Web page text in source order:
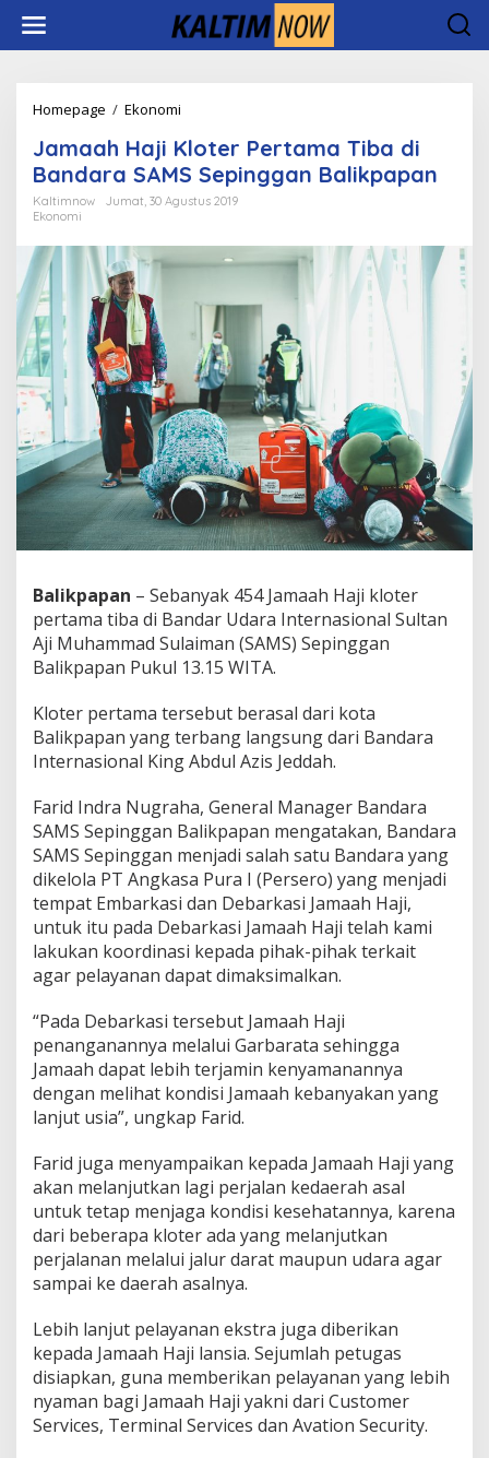
konten
Homepage / Ekonomi
Kloter
Pertama
Tiba
di
SAMS
Sepinggan
Jamaah Haji Kloter Pertama Tiba di
Bandara SAMS Sepinggan Balikpapan
Kaltimnow
Jumat, 30 Agustus 2019
Ekonomi
Balikpapan – Sebanyak 454 Jamaah Haji kloter
pertama tiba di Bandar Udara Internasional Sultan
Aji Muhammad Sulaiman (SAMS) Sepinggan
Balikpapan Pukul 13.15 WITA.
Kloter pertama tersebut berasal dari kota
Balikpapan yang terbang langsung dari Bandara
Internasional King Abdul Azis Jeddah.
Farid Indra Nugraha, General Manager Bandara
SAMS Sepinggan Balikpapan mengatakan, Bandara
SAMS Sepinggan menjadi salah satu Bandara yang
dikelola PT Angkasa Pura I (Persero) yang menjadi
tempat Embarkasi dan Debarkasi Jamaah Haji,
untuk itu pada Debarkasi Jamaah Haji telah kami
lakukan koordinasi kepada pihak-pihak terkait
agar pelayanan dapat dimaksimalkan.
“Pada Debarkasi tersebut Jamaah Haji
penanganannya melalui Garbarata sehingga
Jamaah dapat lebih terjamin kenyamanannya
dengan melihat kondisi Jamaah kebanyakan yang
lanjut usia”, ungkap Farid.
Farid juga menyampaikan kepada Jamaah Haji yang
akan melanjutkan lagi perjalan kedaerah asal
untuk tetap menjaga kondisi kesehatannya, karena
dari beberapa kloter ada yang melanjutkan
perjalanan melalui jalur darat maupun udara agar
sampai ke daerah asalnya.
Lebih lanjut pelayanan ekstra juga diberikan
kepada Jamaah Haji lansia. Sejumlah petugas
disiapkan, guna memberikan pelayanan yang lebih
nyaman bagi Jamaah Haji yakni dari Customer
Services, Terminal Services dan Avation Security.